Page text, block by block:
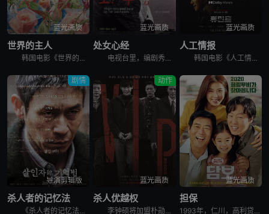
蓝光画质
世界的主人
韩国电影《世界的主人》讲述了，珠仁17岁的时光，是热切投入青涩的恋爱，和好友打闹笑谈对性的好奇，替任职幼儿园校长的甩碌阿妈善后，闲时练跆拳道和做义工挥洒满身活力。某日，同学发起联署，反对出狱在即的
蓝光画质
处女心经
电视台里，编剧秀贞（李恩珠 饰）爱上了有妇之夫的制片永硕（文成根 饰）。永硕的独立电影需要投资，秀贞便与永硕来到了永硕朋友杰勋（韩明求 饰）的画廊。这位朋友却对秀贞很感兴趣，更希望秀贞能成为自己的
蓝光画质
人工情报
韩国电影《人工情报》讲述了，韩国国情院特工赵科长，奉命追查跨国犯罪集团，循着牺牲情报员的线索前往俄罗斯符拉迪沃斯托克，意外与朝鲜特工朴健狭路相逢。两人围绕核心情报源蔡善花展开博弈，却同时被各自国家
剧情
导演剪辑版
杀人者的记忆法
《杀人者的记忆法》导演剪辑版讲述的是：安静的医院内，一名半百老人正向警察供述他日记中的罪行。老人名叫金炳秀（薛景求 饰），童年时代的黑暗经历让他性格扭曲，当亲手杀死了禽兽父亲后，生活似乎朝着更好的
动作
蓝光画质
杀人优越权
李钟硕将加盟朴勋政执导新片[VIP]。韩国电影《杀人优越权》讲述朝鲜某高官儿子在世界各国连续杀人，韩朝两国警方以及国际刑警对其进行追捕。李钟硕在片中饰演被追捕的连环杀人犯，这也是欧巴首次挑战反派角
蓝光画质
担保
1993年，仁川，高利贷追讨者头石（成东日饰）和宗培（金熙元饰）想从明子（金允珍饰）处拿回欠款，却因为明子的窘迫只得将她的女儿承利（朴昭怡饰）带走作为担保。因为被人举报，作为非法滞留者的明子遭到驱逐，